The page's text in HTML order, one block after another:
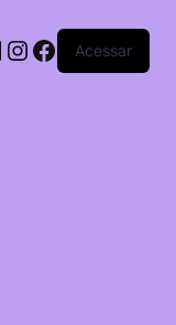
Instagram
Facebook
Acessar